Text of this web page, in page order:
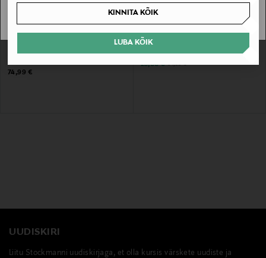
KINNITA KÕIK
LUBA KÕIK
Original Price
74,99 €
SUPERDRY
Discounted Price
25,00 € Original Price
64,99 €
UUDISKIRI
Liitu Stockmanni uudiskirjaga, et olla kursis värskete uudiste ja